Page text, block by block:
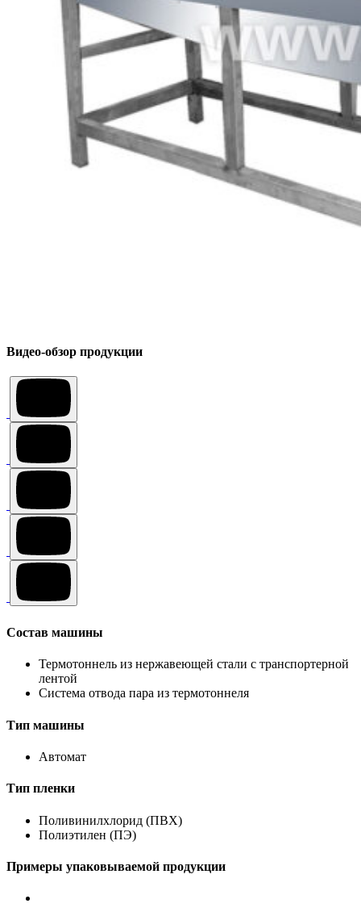
Видео-обзор продукции
Состав машины
Термотоннель из нержавеющей стали с транспортерной
лентой
Система отвода пара из термотоннеля
Тип машины
Автомат
Тип пленки
Поливинилхлорид (ПВХ)
Полиэтилен (ПЭ)
Примеры упаковываемой продукции